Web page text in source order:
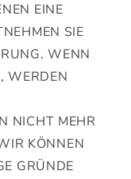
EINE
SIE
WENN
WERDEN
NICHT MEHR
KÖNNEN
GRÜNDE